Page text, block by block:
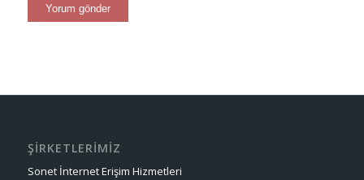
ŞİRKETLERİMİZ
Sonet İnternet Erişim Hizmetleri